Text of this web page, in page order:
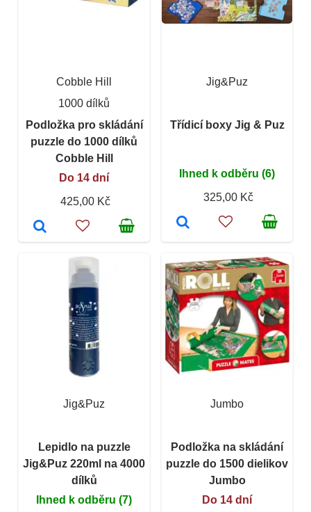
Cobble Hill
1000 dílků
Podložka pro skládání
puzzle do 1000 dílků
Cobble Hill
Do 14 dní
425,00 Kč
Jig&Puz
Třídicí boxy Jig & Puz
Ihned k odběru (6)
325,00 Kč
Jig&Puz
Lepidlo na puzzle
Jig&Puz 220ml na 4000
dílků
Ihned k odběru (7)
Jumbo
Podložka na skládání
puzzle do 1500 dielikov
Jumbo
Do 14 dní